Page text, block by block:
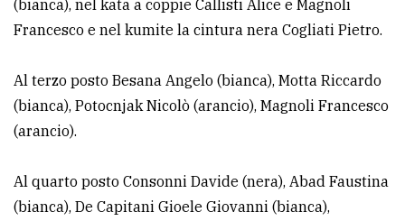
(bianca), nel kata a coppie Callisti Alice e Magnoli
Francesco e nel kumite la cintura nera Cogliati Pietro.
Al terzo posto Besana Angelo (bianca), Motta Riccardo
(bianca), Potocnjak Nicolò (arancio), Magnoli Francesco
(arancio).
Al quarto posto Consonni Davide (nera), Abad Faustina
(bianca), De Capitani Gioele Giovanni (bianca),